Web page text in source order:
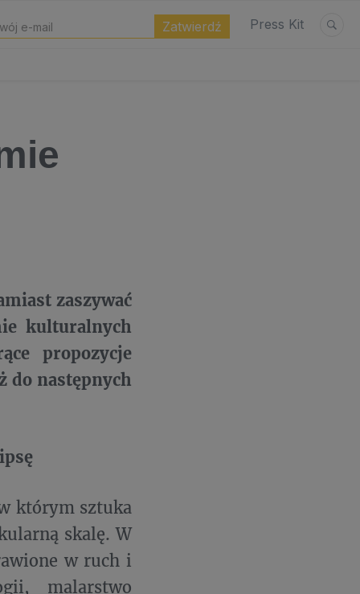
Press Kit
zaszywać
kulturalnych
propozycje
do następnych
którym sztuka
skalę. W
w ruch i
malarstwo